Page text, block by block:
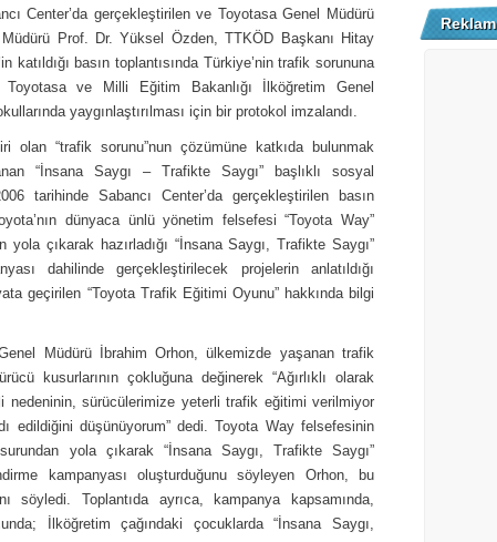
Center’da gerçekleştirilen ve Toyotasa Genel Müdürü
Prof. Dr. Yüksel Özden, TTKÖD Başkanı Hitay
basın toplantısında Türkiye’nin trafik sorununa
ve Milli Eğitim Bakanlığı İlköğretim Genel
yaygınlaştırılması için bir protokol imzalandı.
olan “trafik sorunu”nun çözümüne katkıda bulunmak
“İnsana Saygı – Trafikte Saygı” başlıklı sosyal
tarihinde Sabancı Center’da gerçekleştirilen basın
dünyaca ünlü yönetim felsefesi “Toyota Way”
yola çıkarak hazırladığı “İnsana Saygı, Trafikte Saygı”
dahilinde gerçekleştirilecek projelerin anlatıldığı
geçirilen “Toyota Trafik Eğitimi Oyunu” hakkında bilgi
Müdürü İbrahim Orhon, ülkemizde yaşanan trafik
kusurlarının çokluğuna değinerek “Ağırlıklı olarak
nedeninin, sürücülerimize yeterli trafik eğitimi verilmiyor
edildiğini düşünüyorum” dedi. Toyota Way felsefesinin
yola çıkarak “İnsana Saygı, Trafikte Saygı”
kampanyası oluşturduğunu söyleyen Orhon, bu
söyledi. Toplantıda ayrıca, kampanya kapsamında,
İlköğretim çağındaki çocuklarda “İnsana Saygı,